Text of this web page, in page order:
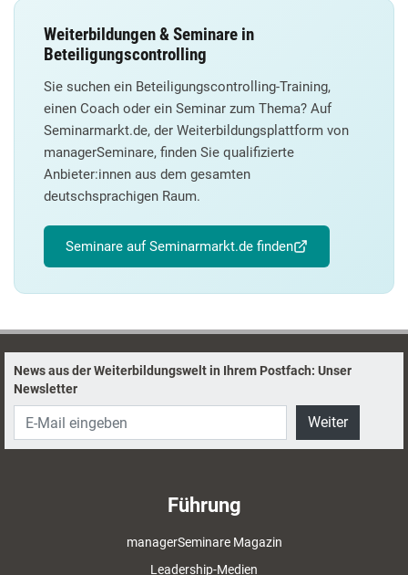
Weiterbildungen & Seminare in
Beteiligungscontrolling
Sie suchen ein Beteiligungscontrolling-Training,
einen Coach oder ein Seminar zum Thema? Auf
Seminarmarkt.de, der Weiterbildungsplattform von
managerSeminare, finden Sie qualifizierte
Anbieter:innen aus dem gesamten
deutschsprachigen Raum.
Seminare auf Seminarmarkt.de finden
News aus der Weiterbildungswelt in Ihrem Postfach: Unser
Newsletter
Weiter
Führung
managerSeminare Magazin
Leadership-Medien